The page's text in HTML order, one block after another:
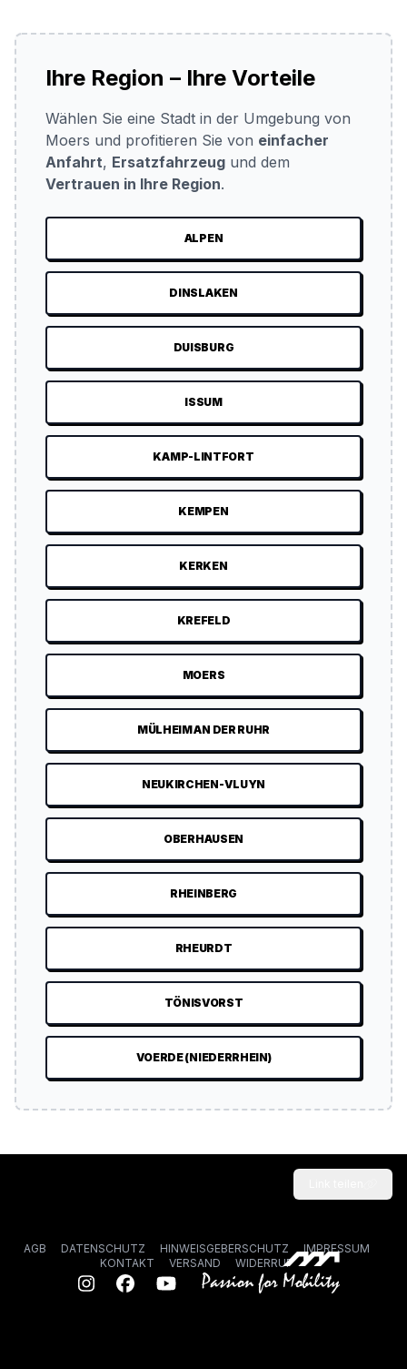
Ihre Region – Ihre Vorteile
Wählen Sie eine Stadt in der Umgebung von
Moers und profitieren Sie von einfacher
Anfahrt, Ersatzfahrzeug und dem
Vertrauen in Ihre Region.
ALPEN
DINSLAKEN
DUISBURG
ISSUM
KAMP-LINTFORT
KEMPEN
KERKEN
KREFELD
MOERS
MÜLHEIM AN DER RUHR
NEUKIRCHEN-VLUYN
OBERHAUSEN
RHEINBERG
RHEURDT
TÖNISVORST
VOERDE (NIEDERRHEIN)
AGB DATENSCHUTZ HINWEISGEBERSCHUTZ
IMPRESSUM
KONTAKT
VERSAND WIDERRUF